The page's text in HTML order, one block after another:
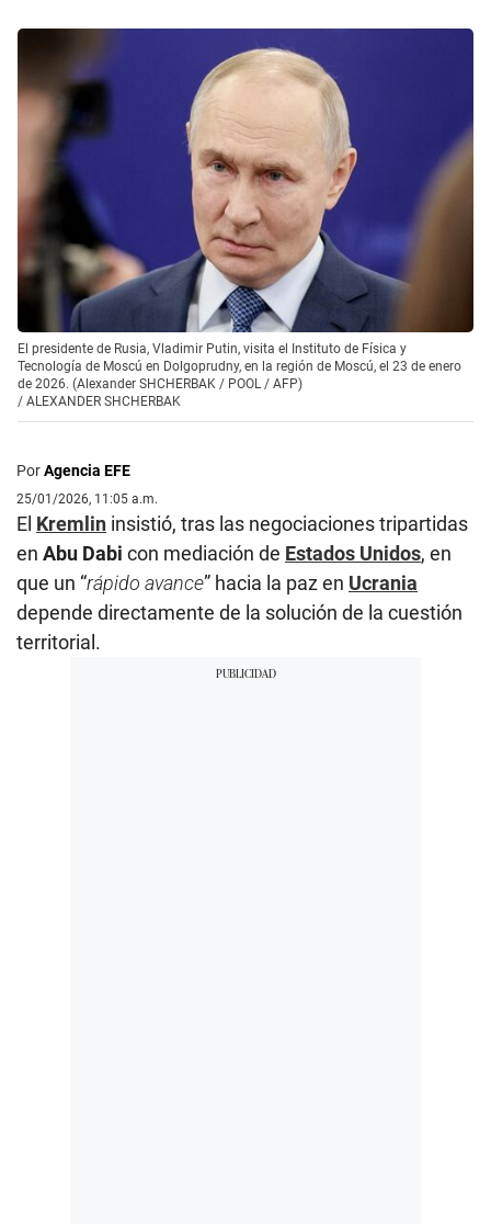
El presidente de Rusia, Vladimir Putin, visita el Instituto de Física y
Tecnología de Moscú en Dolgoprudny, en la región de Moscú, el 23 de enero
de 2026. (Alexander SHCHERBAK / POOL / AFP)
/ ALEXANDER SHCHERBAK
PorAgencia EFE
25/01/2026, 11:05 a.m.
El Kremlin insistió, tras las negociaciones tripartidas
en Abu Dabi con mediación de Estados Unidos, en
que un “rápido avance” hacia la paz en Ucrania
depende directamente de la solución de la cuestión
territorial.